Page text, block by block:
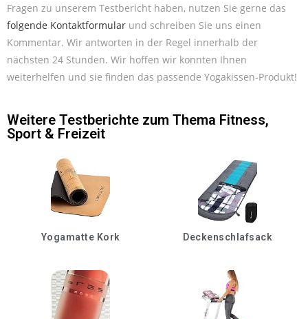
Fragen zu unserem Testbericht haben, nutzen Sie gerne das
folgende Kontaktformular und schreiben Sie uns einen
Kommentar. Wir antworten in der Regel innerhalb der
nächsten 24 Stunden. Wir hoffen wir konnten Ihnen
weiterhelfen und sie finden das passende Yogakissen-Produkt!
Weitere Testberichte zum Thema Fitness,
Sport & Freizeit
Yogamatte Kork Deckenschlafsack